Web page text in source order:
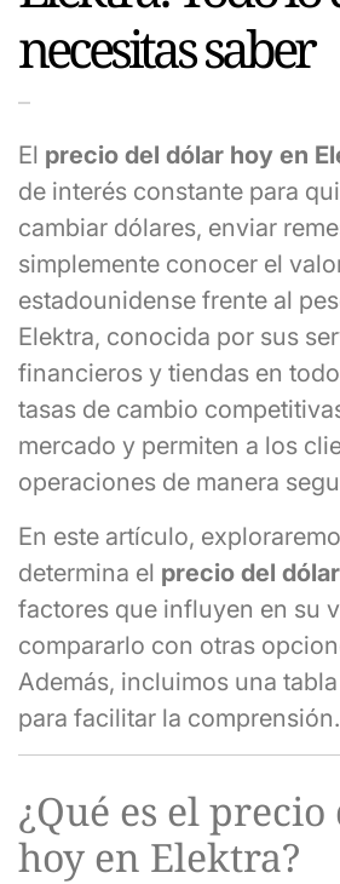
necesitas saber
El precio del dólar hoy en
de interés constante para
cambiar dólares, enviar
simplemente conocer el
estadounidense frente al
Elektra, conocida por sus
financieros y tiendas en
tasas de cambio
mercado y permiten a los
operaciones de manera
En este artículo,
determina el precio del
factores que influyen en su
compararlo con otras
Además, incluimos una
para facilitar la comprensión.
¿Qué es el
hoy en Elektra?